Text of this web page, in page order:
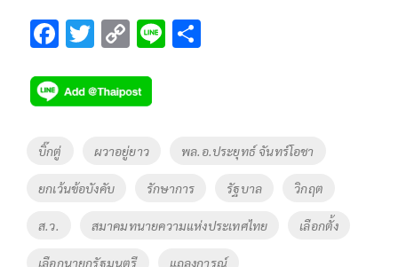
F
e
b
o
o
k
T
tt
er
C
p
y
Li
Li
Tags
บิ๊กตู่ ผวาอยู่ยาว พล.อ.ประยุทธ์ จันทร์โอชา
ยกเว้นข้อบังคับ รักษาการ รัฐบาล วิกฤต
ส.ว. สมาคมทนายความแห่งประเทศไทย เลือกตั้ง
เลือกนายกรัฐมนตรี แถลงการณ์